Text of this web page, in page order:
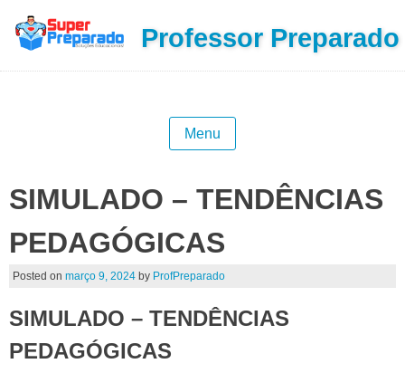
Professor Preparado
Menu
SIMULADO – TENDÊNCIAS
PEDAGÓGICAS
Posted on março 9, 2024by ProfPreparado
SIMULADO – TENDÊNCIAS
PEDAGÓGICAS